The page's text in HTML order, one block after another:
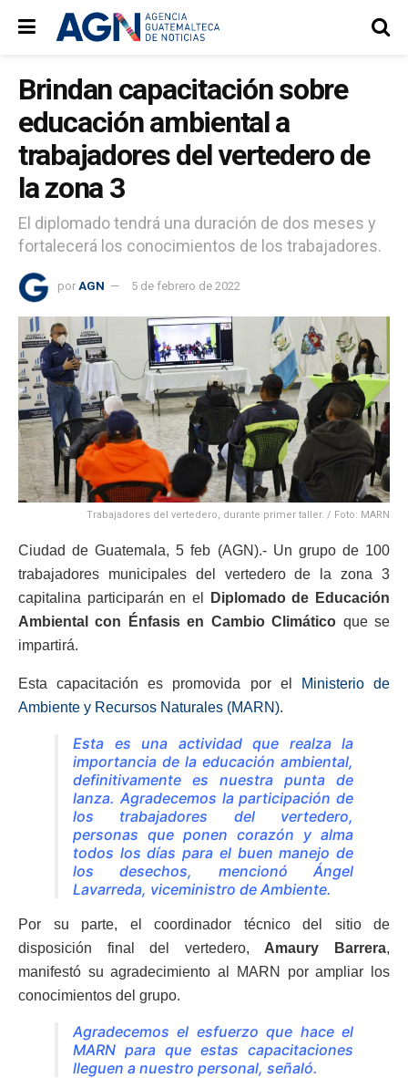
Brindan capacitación sobre
educación ambiental a
trabajadores del vertedero de
la zona 3
El diplomado tendrá una duración de dos meses y
fortalecerá los conocimientos de los trabajadores.
por AGN 5 de febrero de 2022
Trabajadores del vertedero, durante primer taller. / Foto: MARN
Ciudad de Guatemala, 5 feb (AGN).- Un grupo de 100
trabajadores municipales del vertedero de la zona 3
capitalina participarán en el
Diplomado de Educación
Ambiental con Énfasis en Cambio Climático que se
impartirá.
Esta capacitación es promovida por el
Ministerio de
Ambiente y Recursos Naturales (MARN).
Esta es una actividad que realza la
importancia de la educación ambiental,
definitivamente es nuestra punta de
lanza. Agradecemos la participación de
los trabajadores del vertedero,
personas que ponen corazón y alma
todos los días para el buen manejo de
los desechos, mencionó Ángel
Lavarreda, viceministro de Ambiente.
Por su parte, el coordinador técnico del sitio de
disposición final del vertedero, Amaury Barrera,
manifestó su agradecimiento al MARN por ampliar los
conocimientos del grupo.
Agradecemos el esfuerzo que hace el
MARN para que estas capacitaciones
lleguen a nuestro personal, señaló.